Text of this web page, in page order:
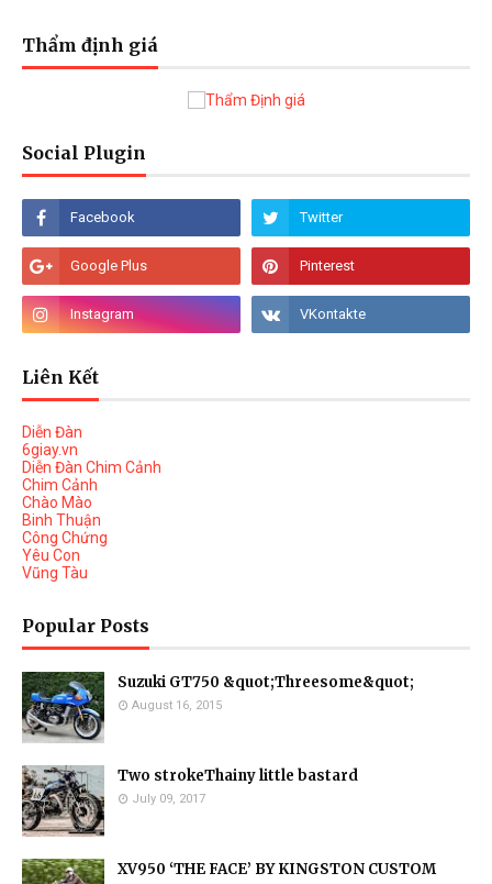
Thẩm định giá
Social Plugin
Liên Kết
Diễn Đàn
6giay.vn
Diễn Đàn Chim Cảnh
Chim Cảnh
Chào Mào
Binh Thuận
Công Chứng
Yêu Con
Vũng Tàu
Popular Posts
Suzuki GT750 &quot;Threesome&quot;
August 16, 2015
Two strokeThainy little bastard
July 09, 2017
XV950 ‘THE FACE’ BY KINGSTON CUSTOM